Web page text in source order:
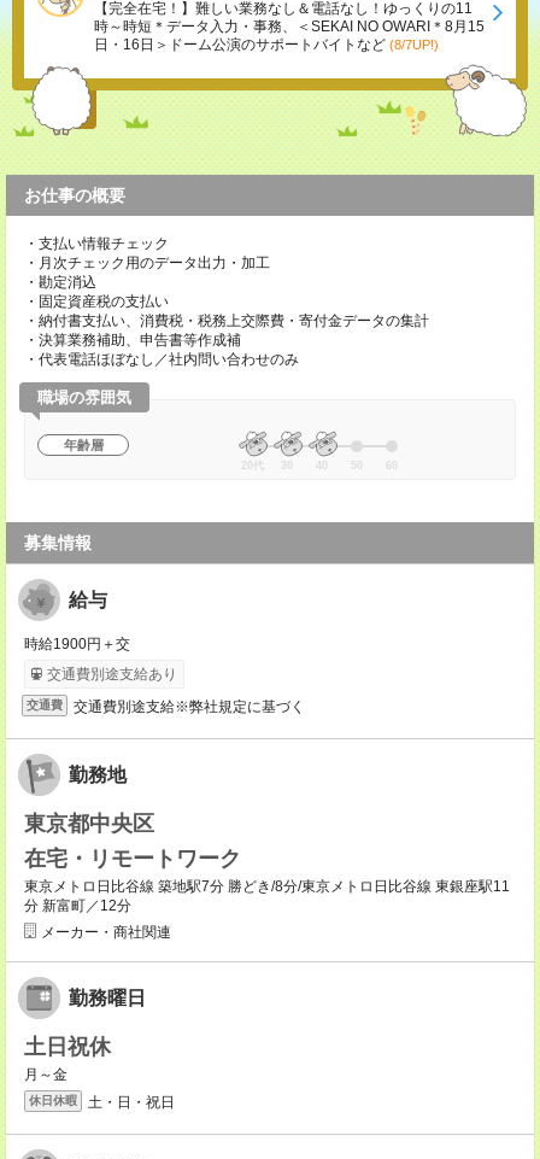
【完全在宅！】難しい業務なし＆電話なし！ゆっくりの11
時～時短＊データ入力・事務、＜SEKAI NO OWARI＊8月15
日・16日＞ドーム公演のサポートバイトなど (8/7UP!)
お仕事の概要
・支払い情報チェック
・月次チェック用のデータ出力・加工
・勘定消込
・固定資産税の支払い
・納付書支払い、消費税・税務上交際費・寄付金データの集計
・決算業務補助、申告書等作成補
・代表電話ほぼなし／社内問い合わせのみ
職場の雰囲気
年齢層
20代 30 40 50 60
募集情報
給与
時給1900円＋交
交通費別途支給あり
交通費 交通費別途支給※弊社規定に基づく
勤務地
東京都中央区
在宅・リモートワーク
東京メトロ日比谷線 築地駅7分 勝どき/8分/東京メトロ日比谷線 東銀座駅11
分 新富町／12分
メーカー・商社関連
勤務曜日
土日祝休
月～金
休日休暇 土・日・祝日